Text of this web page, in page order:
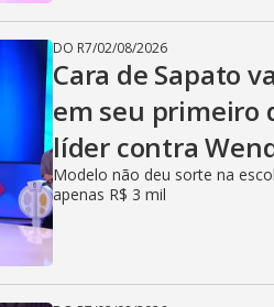
DO R7/02/08/2026
Cara de Sapato
em seu primeiro
líder contra
Modelo não deu sorte na
apenas R$ 3 mil